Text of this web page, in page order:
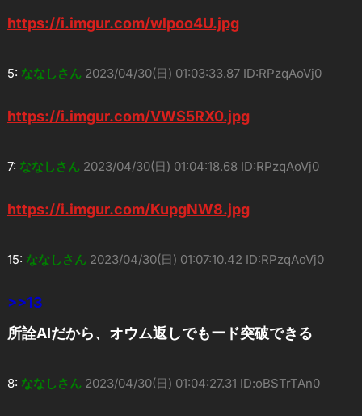
https://i.imgur.com/wlpoo4U.jpg
5: ななしさん 2023/04/30(日) 01:03:33.87 ID:RPzqAoVj0
https://i.imgur.com/VWS5RX0.jpg
7: ななしさん 2023/04/30(日) 01:04:18.68 ID:RPzqAoVj0
https://i.imgur.com/KupgNW8.jpg
15: ななしさん 2023/04/30(日) 01:07:10.42 ID:RPzqAoVj0
>>13
所詮AIだから、オウム返しでもード突破できる
8: ななしさん 2023/04/30(日) 01:04:27.31 ID:oBSTrTAn0